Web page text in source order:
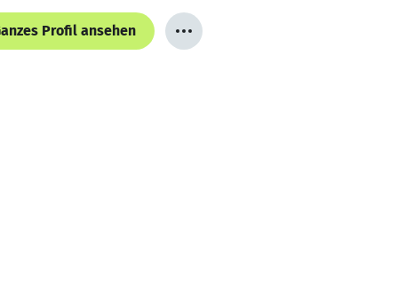
Profil ansehen